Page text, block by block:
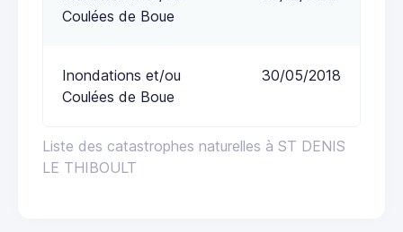
Liste des catastrophes naturelles à ST DENIS
LE THIBOULT
Coulées de Boue
Inondations et/ou
Coulées de Boue
30/05/2018